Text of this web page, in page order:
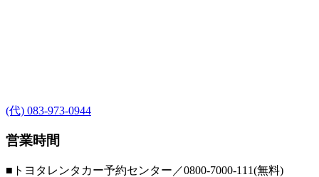
(代) 083-973-0944
営業時間
■トヨタレンタカー予約センター／0800-7000-111(無料)